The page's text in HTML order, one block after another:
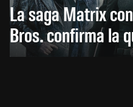
La saga Matrix
Bros. confirma la